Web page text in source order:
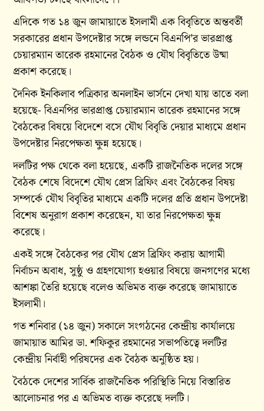
এদিকে গত ১৪ জুন জামায়াতে ইসলামী এক বিবৃতিতে অন্তবর্তী
সরকারের প্রধান উপদেষ্টার সঙ্গে লন্ডনে বিএনপি’র ভারপ্রাপ্ত
চেয়ারম্যান তারেক রহমানের বৈঠক ও যৌথ বিবৃতিতে উষ্মা
প্রকাশ করেছে।
দৈনিক ইনকিলাব পত্রিকার অনলাইন ভার্সনে দেখা যায় তাতে বলা
হয়েছে- বিএনপির ভারপ্রাপ্ত চেয়ারম্যান তারেক রহমানের সঙ্গে
বৈঠকের বিষয়ে বিদেশে বসে যৌথ বিবৃতি দেয়ার মাধ্যমে প্রধান
উপদেষ্টার নিরপেক্ষতা ক্ষুন্ন হয়েছে।
দলটির পক্ষ থেকে বলা হয়েছে, একটি রাজনৈতিক দলের সঙ্গে
বৈঠক শেষে বিদেশে যৌথ প্রেস ব্রিফিং এবং বৈঠকের বিষয়
সম্পর্কে যৌথ বিবৃতির মাধ্যমে একটি দলের প্রতি প্রধান উপদেষ্টা
বিশেষ অনুরাগ প্রকাশ করেছেন, যা তার নিরপেক্ষতা ক্ষুন্ন
করেছে।
একই সঙ্গে বৈঠকের পর যৌথ প্রেস ব্রিফিং করায় আগামী
নির্বাচন অবাধ, সুষ্ঠু ও গ্রহণযোগ্য হওয়ার বিষয়ে জনগণের মধ্যে
আশঙ্কা তৈরি হয়েছে বলেও অভিমত ব্যক্ত করেছে জামায়াতে
ইসলামী।
গত শনিবার (১৪ জুন) সকালে সংগঠনের কেন্দ্রীয় কার্যালয়ে
জামায়াত আমির ডা. শফিকুর রহমানের সভাপতিত্বে দলটির
কেন্দ্রীয় নির্বাহী পরিষদের এক বৈঠক অনুষ্ঠিত হয়।
বৈঠকে দেশের সার্বিক রাজনৈতিক পরিস্থিতি নিয়ে বিস্তারিত
আলোচনার পর এ অভিমত ব্যক্ত করেছে দলটি।